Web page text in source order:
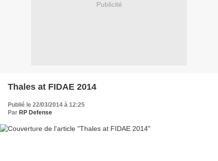
Publicité
Thales at FIDAE 2014
Publié le 22/03/2014 à 12:25
Par RP Defense